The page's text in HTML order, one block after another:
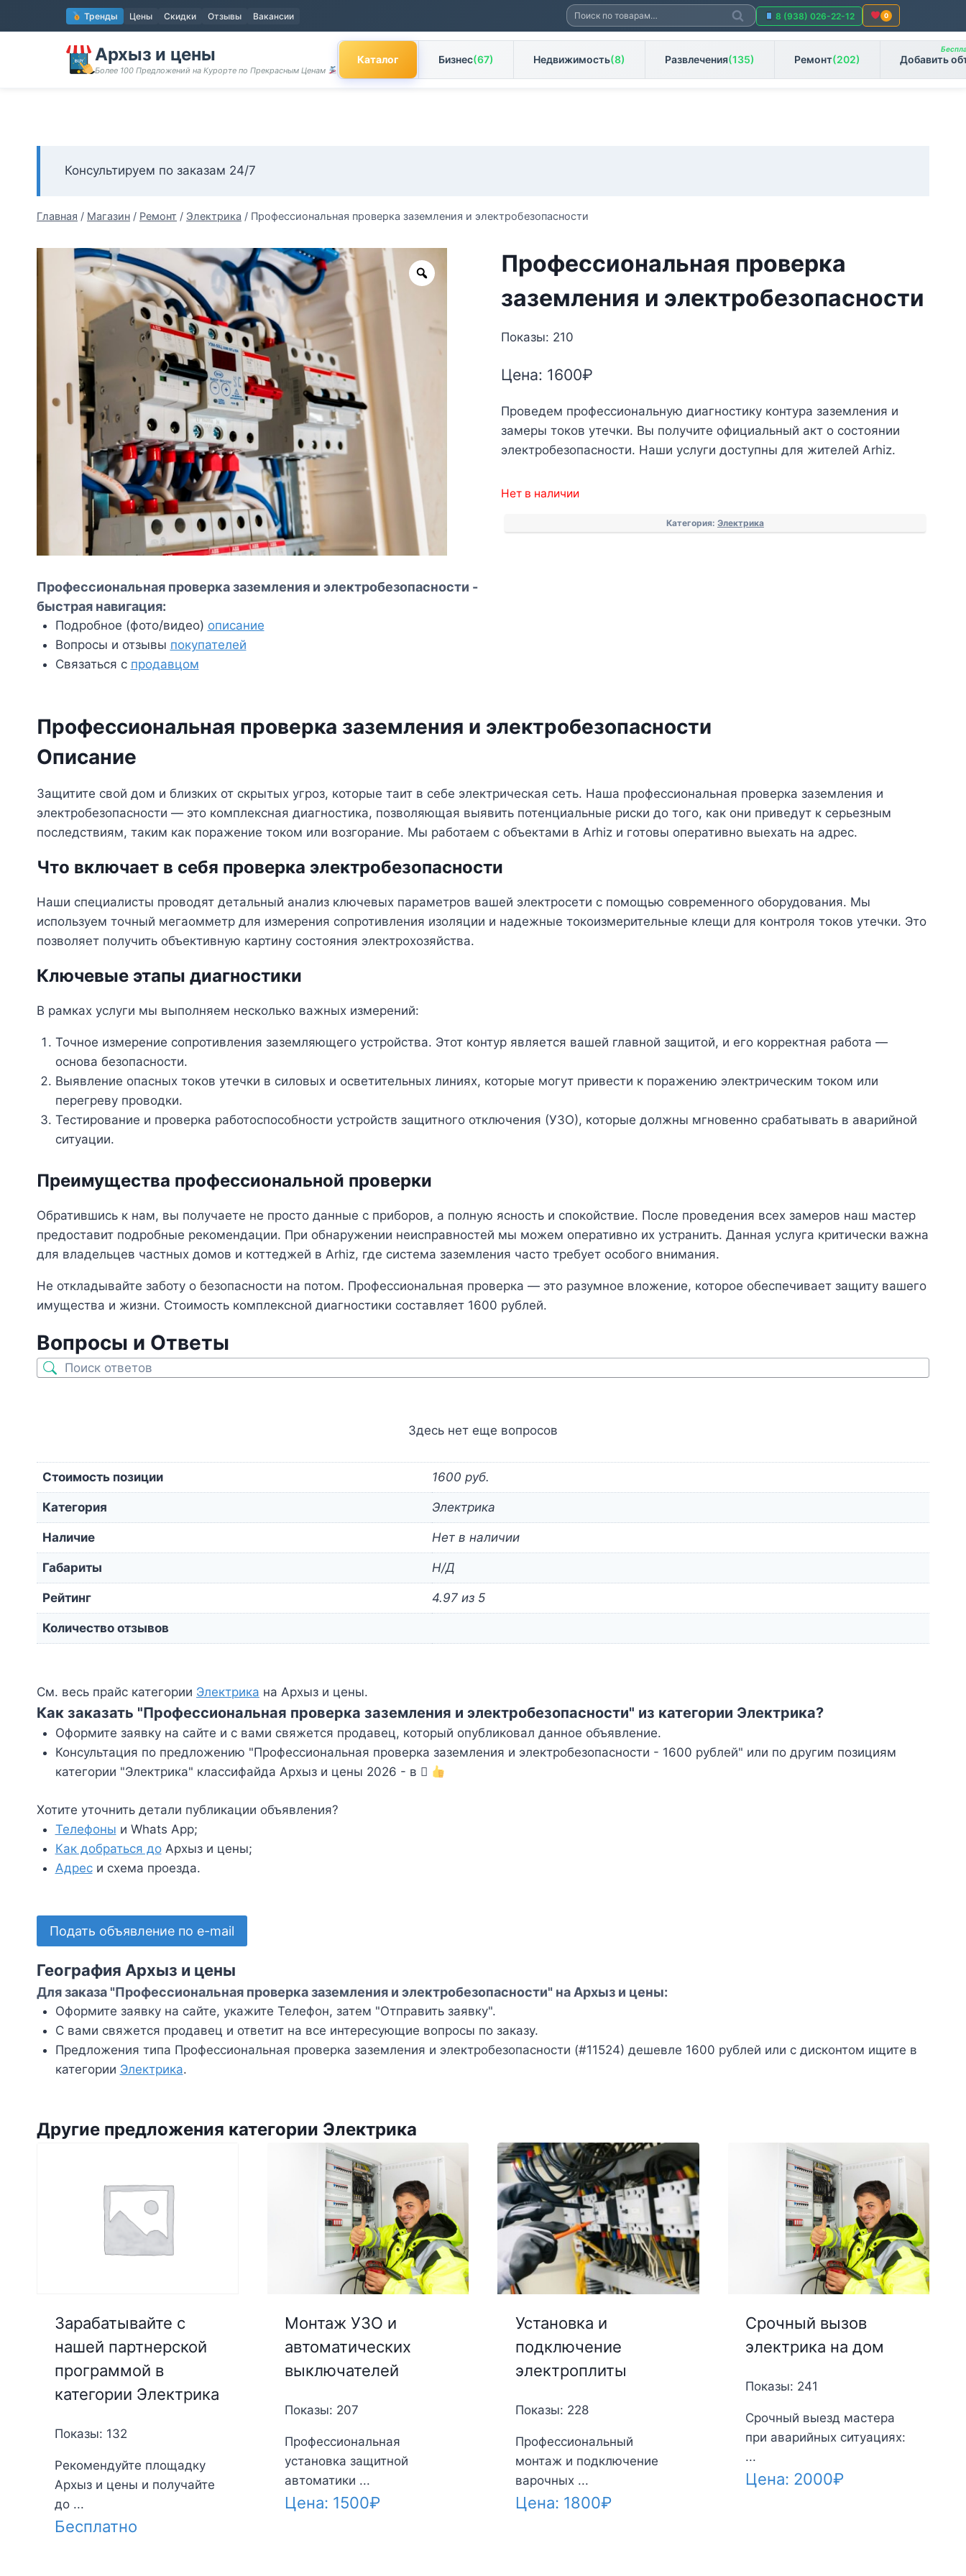
к
содержимому
Тренды Цены Скидки Отзывы Вакансии Искать:
Поиск
8 (938) 026-22-12 0
Архыз и цены
Более 100 Предложений на Курорте по Прекрасным Ценам
Каталог Бизнес(67) Недвижимость(8) Развлечения(135) Ремонт(202) Добавить
Консультируем по заказам 24/7
Главная / Магазин / Ремонт / Электрика / Профессиональная проверка заземления и электробезопасности
Zoom
Профессиональная проверка
заземления и электробезопасности
Показы: 210
Цена: 1600₽
Проведем профессиональную диагностику контура заземления и
замеры токов утечки. Вы получите официальный акт о состоянии
электробезопасности. Наши услуги доступны для жителей Arhiz.
Нет в наличии
Категория: Электрика
Профессиональная проверка заземления и электробезопасности -
быстрая навигация:
Подробное (фото/видео) описание
Вопросы и отзывы покупателей
Связаться с продавцом
Профессиональная проверка заземления и электробезопасности
Описание
Защитите свой дом и близких от скрытых угроз, которые таит в себе электрическая сеть. Наша профессиональная проверка заземления и
электробезопасности — это комплексная диагностика, позволяющая выявить потенциальные риски до того, как они приведут к серьезным
последствиям, таким как поражение током или возгорание. Мы работаем с объектами в Arhiz и готовы оперативно выехать на адрес.
Что включает в себя проверка электробезопасности
Наши специалисты проводят детальный анализ ключевых параметров вашей электросети с помощью современного оборудования. Мы
используем точный мегаомметр для измерения сопротивления изоляции и надежные токоизмерительные клещи для контроля токов утечки. Это
позволяет получить объективную картину состояния электрохозяйства.
Ключевые этапы диагностики
В рамках услуги мы выполняем несколько важных измерений:
Точное измерение сопротивления заземляющего устройства. Этот контур является вашей главной защитой, и его корректная работа —
основа безопасности.
Выявление опасных токов утечки в силовых и осветительных линиях, которые могут привести к поражению электрическим током или
перегреву проводки.
Тестирование и проверка работоспособности устройств защитного отключения (УЗО), которые должны мгновенно срабатывать в аварийной
ситуации.
Преимущества профессиональной проверки
Обратившись к нам, вы получаете не просто данные с приборов, а полную ясность и спокойствие. После проведения всех замеров наш мастер
предоставит подробные рекомендации. При обнаружении неисправностей мы можем оперативно их устранить. Данная услуга критически важна
для владельцев частных домов и коттеджей в Arhiz, где система заземления часто требует особого внимания.
Не откладывайте заботу о безопасности на потом. Профессиональная проверка — это разумное вложение, которое обеспечивает защиту вашего
имущества и жизни. Стоимость комплексной диагностики составляет 1600 рублей.
Вопросы и Ответы
Здесь нет еще вопросов
Стоимость позиции 1600 руб.
Категория Электрика
Наличие Нет в наличии
Габариты Н/Д
Рейтинг 4.97 из 5
Количество отзывов
См. весь прайс категории Электрика на Архыз и цены.
Как заказать "Профессиональная проверка заземления и электробезопасности" из категории Электрика?
Оформите заявку на сайте и с вами свяжется продавец, который опубликовал данное объявление.
Консультация по предложению "Профессиональная проверка заземления и электробезопасности - 1600 рублей" или по другим позициям
категории "Электрика" классифайда Архыз и цены 2026 - в
Хотите уточнить детали публикации объявления?
Телефоны и Whats App;
Как добраться доАрхыз и цены;
Адреси схема проезда.
Подать объявление по e-mail
География Архыз и цены
Для заказа "Профессиональная проверка заземления и электробезопасности" на Архыз и цены:
Оформите заявку на сайте, укажите Телефон, затем "Отправить заявку".
С вами свяжется продавец и ответит на все интересующие вопросы по заказу.
Предложения типа Профессиональная проверка заземления и электробезопасности (#11524) дешевле 1600 рублей или с дисконтом ищите в
категории Электрика.
Другие предложения категории Электрика
Зарабатывайте с
нашей партнерской
программой в
категории Электрика
Показы: 132
Рекомендуйте площадку
Архыз и цены и получайте
до ...
Бесплатно
Монтаж УЗО и
автоматических
выключателей
Показы: 207
Профессиональная
установка защитной
автоматики ...
Цена: 1500₽
Установка и
подключение
электроплиты
Показы: 228
Профессиональный
монтаж и подключение
варочных ...
Цена: 1800₽
Срочный вызов
электрика на дом
Показы: 241
Срочный выезд мастера
при аварийных ситуациях:
...
Цена: 2000₽